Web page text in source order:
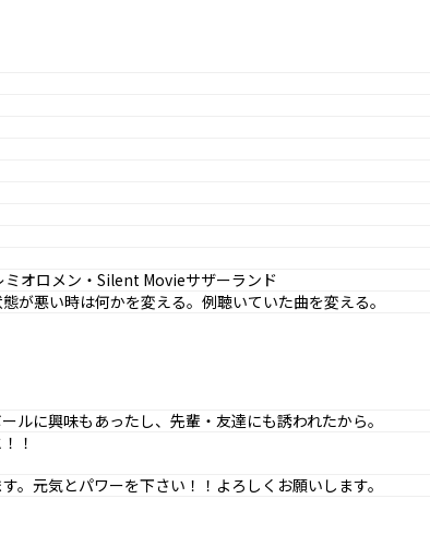
オロメン・Silent Movieサザーランド
が悪い時は何かを変える。例聴いていた曲を変える。
ルに興味もあったし、先輩・友達にも誘われたから。
！
。元気とパワーを下さい！！よろしくお願いします。